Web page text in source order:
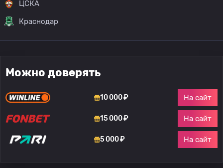
ЦСКА
Краснодар
Можно доверять
10 000 ₽ На сайт
15 000 ₽ На сайт
5 000 ₽ На сайт